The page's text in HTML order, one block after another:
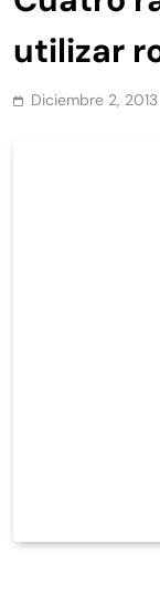
utilizar
Diciembre 2, 2013